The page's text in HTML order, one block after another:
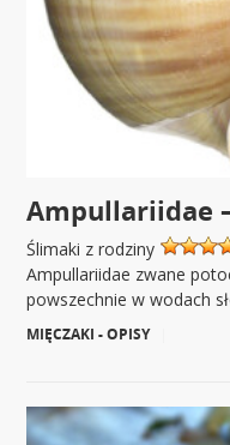
Ampullariidae
Ślimaki z rodziny
Ampullariidae zwane
powszechnie w wodach
MIĘCZAKI - OPISY